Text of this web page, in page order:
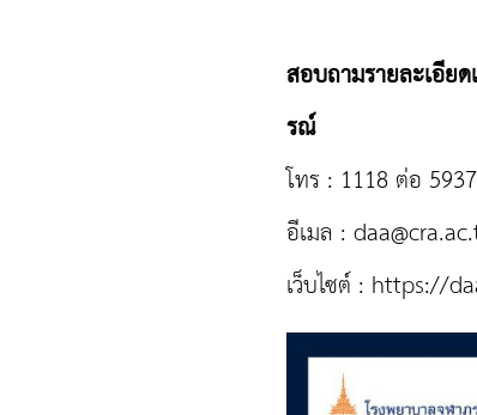
สอบถามรายละเอีย
รณ์
โทร : 1118 ต่อ
อีเมล :
เว็บไซต์ : https://